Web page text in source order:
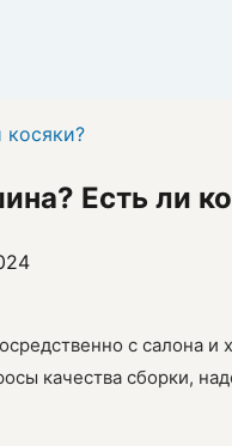
косяки?
Есть ли
с
качества сборки,